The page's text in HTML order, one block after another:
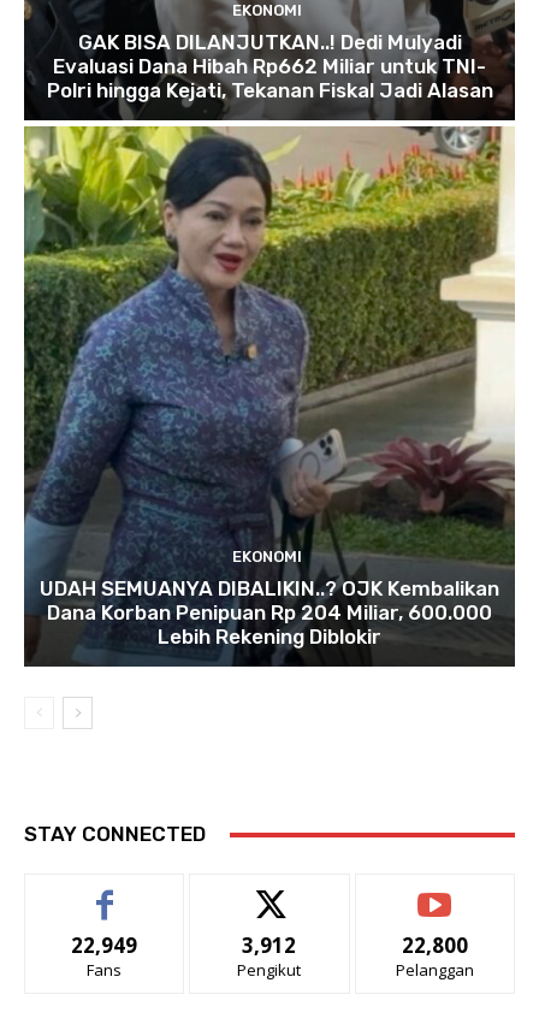
EKONOMI
GAK BISA DILANJUTKAN..! Dedi Mulyadi
Evaluasi Dana Hibah Rp662 Miliar untuk TNI-
Polri hingga Kejati, Tekanan Fiskal Jadi Alasan
EKONOMI
UDAH SEMUANYA DIBALIKIN..? OJK Kembalikan
Dana Korban Penipuan Rp 204 Miliar, 600.000
Lebih Rekening Diblokir
STAY CONNECTED
22,949
Fans
3,912
Pengikut
22,800
Pelanggan